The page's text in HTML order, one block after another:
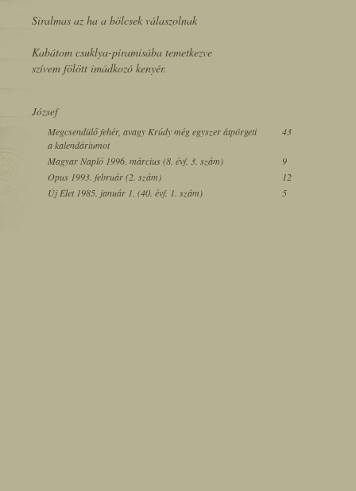
Siralmas az ha a bölcsek válaszolnak
Kabátom csuklya-piramisába temetkezve
szívem fölött imádkozó kenyér.
József
Megcsendülő fehér, avagy Krúdy még egyszer átpörgeti
a kalendáriumot
43
Magyar Napló 1996. március (8. évf. 3. szám)
9
Opus 1993. február (2. szám)
12
Új Élet 1985. január 1. (40. évf. 1. szám)
5